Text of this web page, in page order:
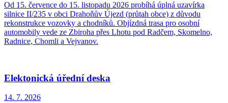
Od 15. července do 15. listopadu 2026 probíhá úplná uzavírka
silnice II/235 v obci Drahoňův Újezd (průtah obce) z důvodu
rekonstrukce vozovky a chodníků. Objízdná trasa pro osobní
automobily vede ze Zbiroha přes Lhotu pod Radčem, Skomelno,
Radnice, Chomli a Vejvanov.
Elektonická úřední deska
14. 7. 2026